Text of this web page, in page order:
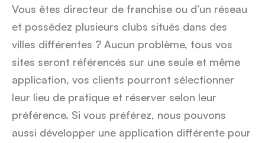
Vous êtes directeur de franchise ou d’un réseau
et possédez plusieurs clubs situés dans des
villes différentes ? Aucun problème, tous vos
sites seront référencés sur une seule et même
application, vos clients pourront sélectionner
leur lieu de pratique et réserver selon leur
préférence. Si vous préférez, nous pouvons
aussi développer une application différente pour